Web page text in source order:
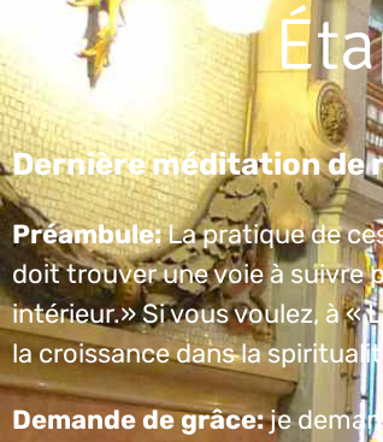
Dernière méditation de
Préambule:La pratique de
doit trouver une voie à suivre
intérieur.» Si vous voulez, à «
la croissance dans la
Demande de grâce:je